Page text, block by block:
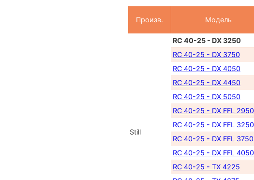
Произв. Модель
Still
RC 40-25 - DX 3250
RC 40-25 - DX 3750
RC 40-25 - DX 4050
RC 40-25 - DX 4450
RC 40-25 - DX 5050
RC 40-25 - DX FFL 2950
RC 40-25 - DX FFL 3250
RC 40-25 - DX FFL 3750
RC 40-25 - DX FFL 4050
RC 40-25 - TX 4225